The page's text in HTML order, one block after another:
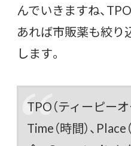
んでいきますね、
あれば市販薬も絞り
します。
TPO（ティーピーオ
Time（時間）、Place（